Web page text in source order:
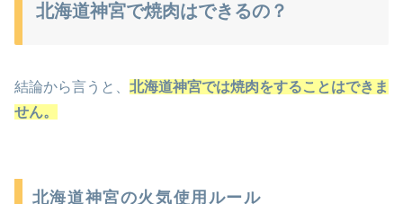
北海道神宮で焼肉はできるの？
結論から言うと、 北海道神宮では焼肉をすることはできま
せん。
北海道神宮の火気使用ルール